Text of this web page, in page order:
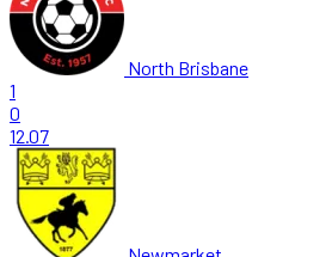
North Brisbane
1
0
12.07